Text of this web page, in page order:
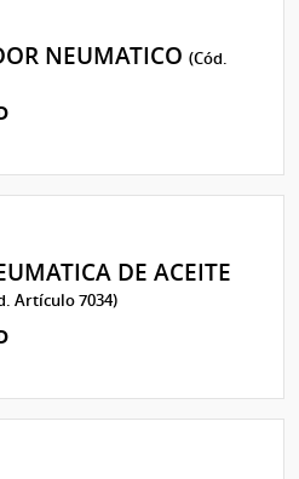
NEUMATICO(Cód.
DE ACEITE
Artículo 7034)